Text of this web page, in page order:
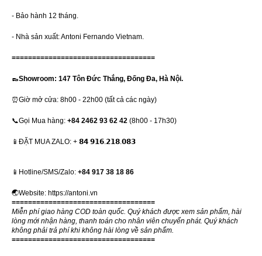
- Bảo hành 12 tháng.
- Nhà sản xuất: Antoni Fernando Vietnam.
===================================
👞Showroom: 147 Tôn Đức Thắng, Đống Đa, Hà Nội.
⏰Giờ mở cửa: 8h00 - 22h00 (tất cả các ngày)
📞Gọi Mua hàng: +84 2462 93 62 42 (8h00 - 17h30)
📱ĐẶT MUA ZALO: + 𝟴𝟰 𝟵𝟭𝟲.𝟮𝟭𝟴.𝟬𝟴𝟯
📱Hotline/SMS/Zalo: +84 917 38 18 86
🌏Website: https://antoni.vn
===================================
Miễn phí giao hàng COD toàn quốc. Quý khách được xem sản phẩm, hài
lòng mới nhận hàng, thanh toán cho nhân viên chuyển phát. Quý khách
không phải trả phí khi không hài lòng về sản phẩm.
===================================